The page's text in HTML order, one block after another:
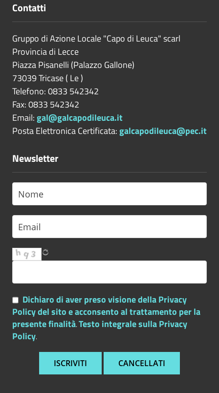
Contatti
Gruppo di Azione Locale "Capo di Leuca" scarl
Provincia di Lecce
Piazza Pisanelli (Palazzo Gallone)
73039Tricase( Le)
Telefono: 0833 542342
Fax: 0833 542342
Email:gal@galcapodileuca.it
Posta Elettronica Certificata:galcapodileuca@pec.it
Newsletter
Dichiaro di aver preso visione della Privacy
Policy del sito e acconsento al trattamento per la
presente finalità.Testo integrale sulla Privacy
Policy.